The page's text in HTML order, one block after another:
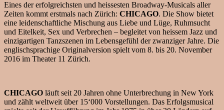
Eines der erfolgreichsten und heissesten Broadway-Musicals aller
Zeiten kommt erstmals nach Zürich: CHICAGO. Die Show bietet
eine leidenschaftliche Mischung aus Liebe und Lüge, Ruhmsucht
und Eitelkeit, Sex und Verbrechen – begleitet von heissem Jazz und
einzigartigen Tanzszenen im Lebensgefühl der zwanziger Jahre. Die
englischsprachige Originalversion spielt vom 8. bis 20. November
2016 im Theater 11 Zürich.
CHICAGO läuft seit 20 Jahren ohne Unterbrechung in New York
und zählt weltweit über 15‘000 Vorstellungen. Das Erfolgsmusical